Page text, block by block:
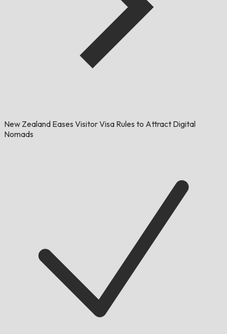
New Zealand Eases Visitor Visa Rules to Attract Digital
Nomads